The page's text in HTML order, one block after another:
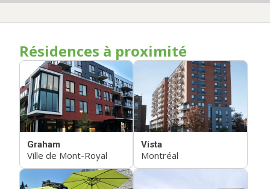
Résidences à proximité
Graham
Ville de Mont-Royal
Vista
Montréal